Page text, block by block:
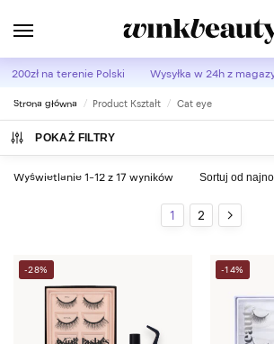
200zł na terenie Polski Wysyłka w 24h z
Strona główna / Product Kształt / Cat eye
POKAŻ FILTRY
Wyświetlanie 1–12 z 17 wyników
1 2
-28% -14%